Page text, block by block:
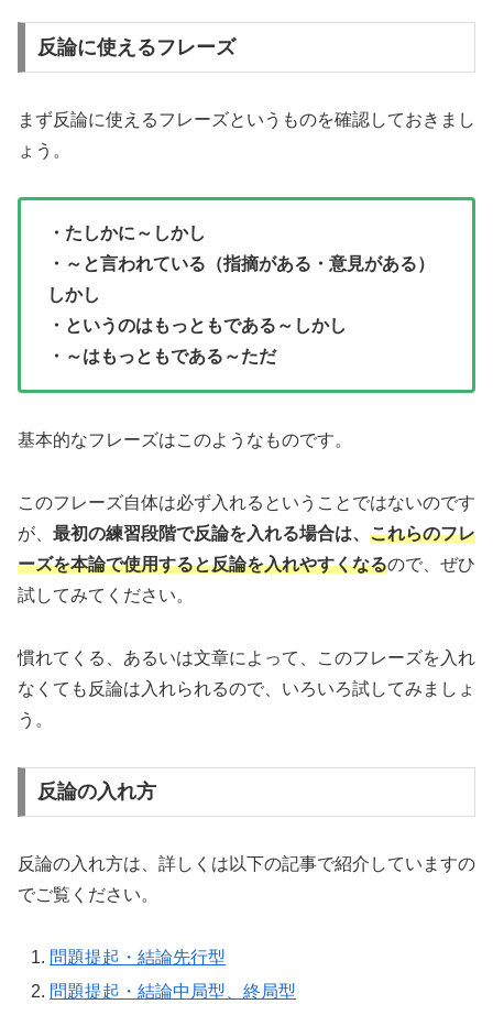
反論に使えるフレーズ
まず反論に使えるフレーズというものを確認しておきまし
ょう。
・たしかに～しかし
・～と言われている（指摘がある・意見がある）
しかし
・というのはもっともである～しかし
・～はもっともである～ただ
基本的なフレーズはこのようなものです。
このフレーズ自体は必ず入れるということではないのです
が、 最初の練習段階で反論を入れる場合は、 これらのフレ
ーズを本論で使用すると反論を入れやすくなるので、ぜひ
試してみてください。
慣れてくる、あるいは文章によって、このフレーズを入れ
なくても反論は入れられるので、いろいろ試してみましょ
う。
反論の入れ方
反論の入れ方は、詳しくは以下の記事で紹介していますの
でご覧ください。
問題提起・結論先行型
問題提起・結論中局型、終局型